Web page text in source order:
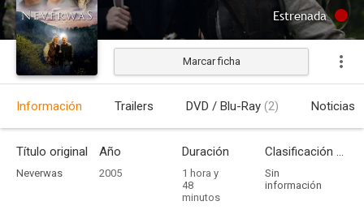
Estrenada
Marcar ficha
Información Trailers DVD / Blu-Ray (2) Noticias
Título original
Neverwas
Año
2005
Duración
1 hora y
48
minutos
Clasificación por edades
Sin
información